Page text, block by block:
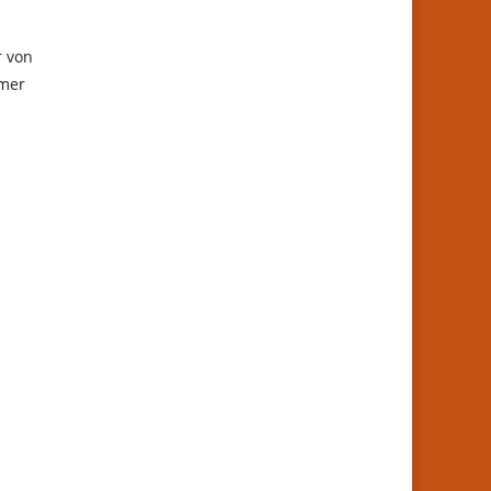
von